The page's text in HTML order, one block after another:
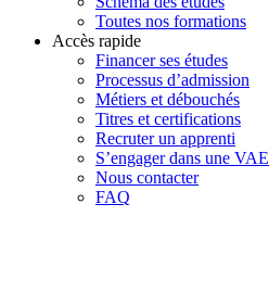
Toutes nos formations
Accès rapide
Financer ses études
Processus d’admission
Métiers et débouchés
Titres et certifications
Recruter un apprenti
S’engager dans une VAE
Nous contacter
FAQ